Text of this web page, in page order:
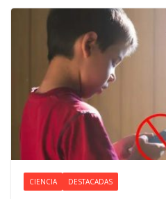
CIENCIA DESTACADAS